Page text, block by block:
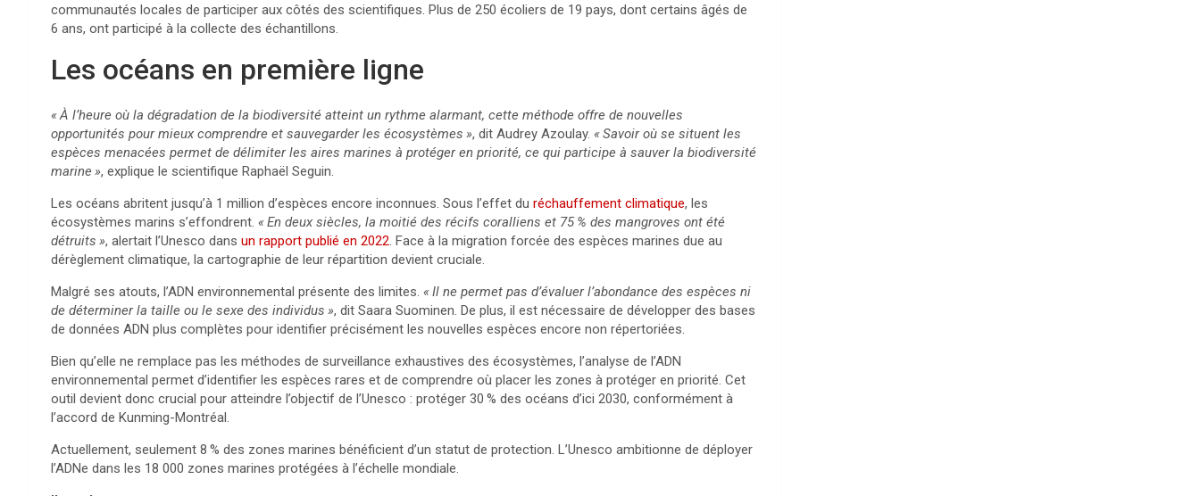
communautés locales de participer aux côtés des scientifiques. Plus de 250 écoliers de 19 pays, dont certains âgés de
6 ans, ont participé à la collecte des échantillons.
Les océans en première ligne
«À l’heure où la dégradation de la biodiversité atteint un rythme alarmant, cette méthode offre de nouvelles
opportunités pour mieux comprendre et sauvegarder les écosystèmes », dit Audrey Azoulay. «Savoir où se situent les
espèces menacées permet de délimiter les aires marines à protéger en priorité, ce qui participe à sauver la biodiversité
marine », explique le scientifique Raphaël Seguin.
Les océans abritent jusqu’à 1 million d’espèces encore inconnues. Sous l’effet du réchauffement climatique, les
écosystèmes marins s’effondrent. «En deux siècles, la moitié des récifs coralliens et 75 % des mangroves ont été
détruits », alertait l’Unesco dans un rapport publié en 2022. Face à la migration forcée des espèces marines due au
dérèglement climatique, la cartographie de leur répartition devient cruciale.
Malgré ses atouts, l’ADN environnemental présente des limites. «Il ne permet pas d’évaluer l’abondance des espèces ni
de déterminer la taille ou le sexe des individus », dit Saara Suominen. De plus, il est nécessaire de développer des bases
de données ADN plus complètes pour identifier précisément les nouvelles espèces encore non répertoriées.
Bien qu’elle ne remplace pas les méthodes de surveillance exhaustives des écosystèmes, l’analyse de l’ADN
environnemental permet d’identifier les espèces rares et de comprendre où placer les zones à protéger en priorité. Cet
outil devient donc crucial pour atteindre l’objectif de l’Unesco : protéger 30 % des océans d’ici 2030, conformément à
l’accord de Kunming-Montréal.
Actuellement, seulement 8 % des zones marines bénéficient d’un statut de protection. L’Unesco ambitionne de déployer
l’ADNe dans les 18 000 zones marines protégées à l’échelle mondiale.